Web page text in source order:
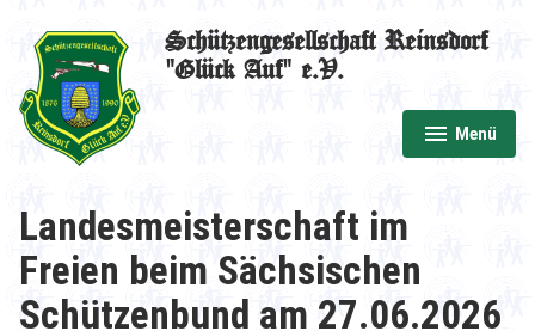
Inhalt
springen
Schützengesellschaft Reinsdorf
"Glück Auf" e.V.
Menü
aufgeklappt
zugeklappt
Landesmeisterschaft im
Freien beim Sächsischen
Schützenbund am 27.06.2026